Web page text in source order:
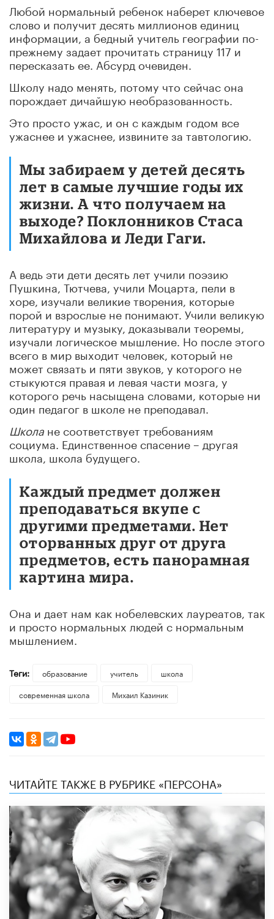
Любой нормальный ребенок наберет ключевое
слово и получит десять миллионов единиц
информации, а бедный учитель географии по-
прежнему задает прочитать страницу 117 и
пересказать ее. Абсурд очевиден.
Школу надо менять, потому что сейчас она
порождает дичайшую необразованность.
Это просто ужас, и он с каждым годом все
ужаснее и ужаснее, извините за тавтологию.
Мы забираем у детей десять
лет в самые лучшие годы их
жизни. А что получаем на
выходе? Поклонников Стаса
Михайлова и Леди Гаги.
А ведь эти дети десять лет учили поэзию
Пушкина, Тютчева, учили Моцарта, пели в
хоре, изучали великие творения, которые
порой и взрослые не понимают. Учили великую
литературу и музыку, доказывали теоремы,
изучали логическое мышление. Но после этого
всего в мир выходит человек, который не
может связать и пяти звуков, у которого не
стыкуются правая и левая части мозга, у
которого речь насыщена словами, которые ни
один педагог в школе не преподавал.
Школа не соответствует требованиям
социума. Единственное спасение – другая
школа, школа будущего.
Каждый предмет должен
преподаваться вкупе с
другими предметами. Нет
оторванных друг от друга
предметов, есть панорамная
картина мира.
Она и дает нам как нобелевских лауреатов, так
и просто нормальных людей с нормальным
мышлением.
Теги: образование учитель
школа
современная школа
Михаил Казиник
ЧИТАЙТЕ ТАКЖЕ В РУБРИКЕ «ПЕРСОНА»